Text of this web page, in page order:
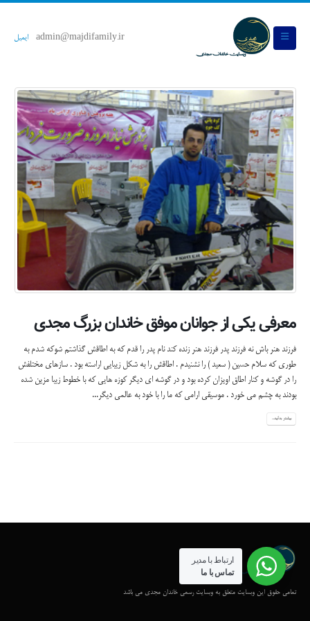
admin@majdifamily.ir ایمیل
معرفی یکی از جوانان موفق خاندان بزرگ مجدی
فرزند هنر باش نه فرزند پدر فرزند هنر زنده کند نام پدر را قدم که به اطاقش گذاشتم شوکه شدم به
طوری که سلام حسین ( سعید ) را نشنیدم . اطاقش را به شکل زیبایی اراسته بود . سازهای مختلفش
را در گوشه و کنار اطاق اویزان کرده بود و در گوشه ای دیگر کوزه هایی که با خطوط زیبا مزین شده
بودند به چشم می خورد . موسیقی ارامی که ما را با خود به عالمی دیگر...
بیشتر بدانید...
تمامی حقوق این وبسایت متعلق به وبسایت رسمی خاندان مجدی می باشد
ارتباط با مدیر
تماس با ما